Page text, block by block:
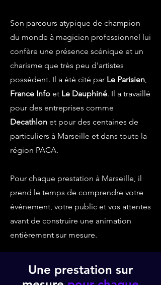
Son parcours atypique de champion
du monde à magicien professionnel lui
confère une présence scénique et un
charisme que très peu d'artistes
possèdent. Il a été cité par Le Parisien,
France Info et Le Dauphiné. Il a travaillé
pour des entreprises comme
Decathlon et pour des centaines de
particuliers à Marseille et dans toute la
région PACA.
Pour chaque prestation à Marseille, il
prend le temps de comprendre votre
événement, votre public et vos attentes
avant de construire une animation
entièrement sur mesure.
Une prestation sur